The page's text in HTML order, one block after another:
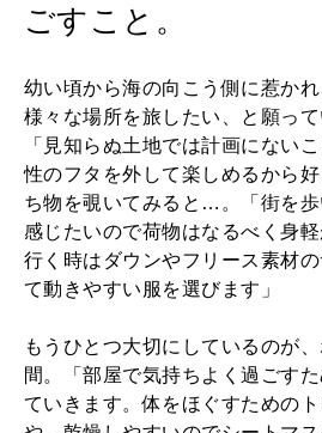
ごすこと。
幼い頃から海の向こう側に惹か
様々な場所を旅したい、と願って
「見知らぬ土地では計画にない
性のフタを外して楽しめるから
ち物を覗いてみると…。「街を
感じたいので荷物はなるべく身
行く時はダウンやフリース素材
て動きやすい服を選びます」
もうひとつ大切にしているのが
間。「部屋で気持ちよく過ごす
ていきます。体をほぐすための